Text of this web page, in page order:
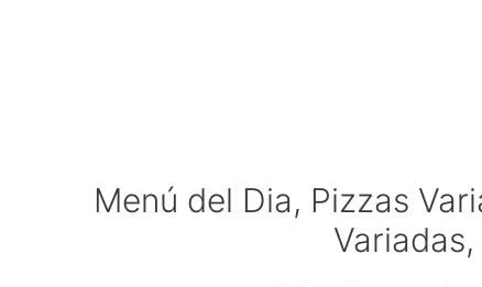
Menú del Dia, Pizzas